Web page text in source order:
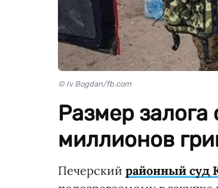
© Iv Bogdan/fb.com
Размер залога
миллионов
Печерский районный суд